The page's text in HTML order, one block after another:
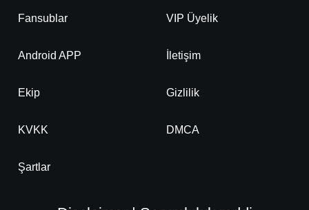
Fansublar VIP Üyelik
Android APP İletişim
Ekip Gizlilik
KVKK DMCA
Şartlar